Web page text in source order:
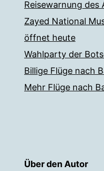
Reisewarnung
Zayed National
öffnet heute
Wahlparty der
Billige Flüge nach
Mehr Flüge nach
Über den Autor